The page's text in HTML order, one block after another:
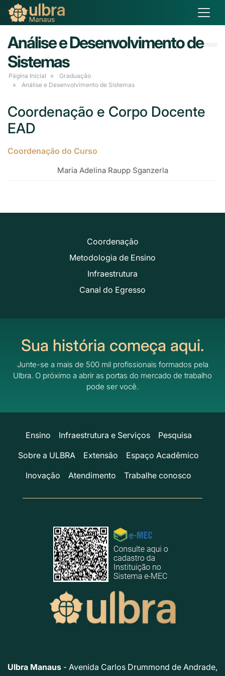
Análise e Desenvolvimento de
Sistemas
Página Inicial
Graduação
Análise e Desenvolvimento de Sistemas
Coordenação e Corpo Docente
EAD
Coordenação do Curso
Maria Adelina Raupp Sganzerla
Coordenação
Metodologia de Ensino
Infraestrutura
Canal do Egresso
Sua história começa aqui.
Junte-se a mais de 500 mil profissionais formados pela
Ulbra. O próximo a abrir as portas do mercado de trabalho
pode ser você.
Ensino Infraestrutura e Serviços
Pesquisa
Sobre a ULBRA
Extensão
Espaço Acadêmico
Inovação
Atendimento Trabalhe conosco
Ulbra Manaus - Avenida Carlos Drummond de Andrade,